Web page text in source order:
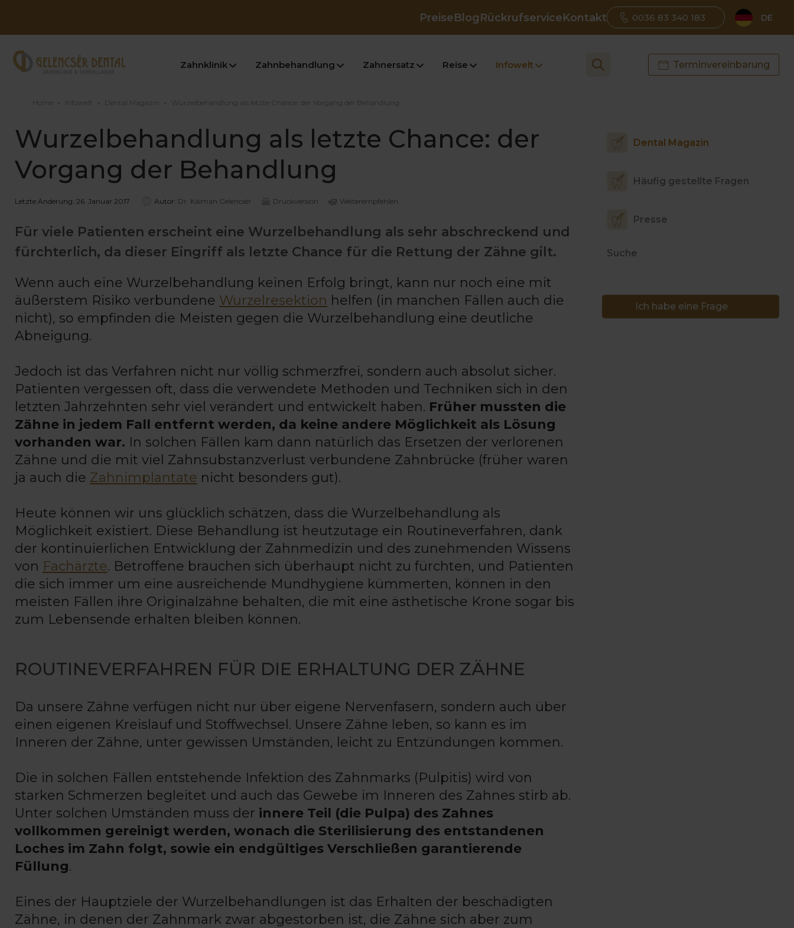
PreiseBlogRückrufserviceKontakt 0036 83 340 183 DE
Zahnklinik Zahnbehandlung Zahnersatz Reise Infowelt Terminvereinbarung
Home › Infowelt › Dental Magazin › Wurzelbehandlung als letzte Chance: der Vorgang der Behandlung
Wurzelbehandlung als letzte Chance: der
Vorgang der Behandlung
Letzte Änderung: 26. Januar 2017 Autor: Dr. Kálmán Gelencsér Druckversion Weiterempfehlen
Für viele Patienten erscheint eine Wurzelbehandlung als sehr abschreckend und
fürchterlich, da dieser Eingriff als letzte Chance für die Rettung der Zähne gilt.
Wenn auch eine Wurzelbehandlung keinen Erfolg bringt, kann nur noch eine mit
äußerstem Risiko verbundene Wurzelresektion helfen (in manchen Fällen auch die
nicht), so empfinden die Meisten gegen die Wurzelbehandlung eine deutliche
Abneigung.
Jedoch ist das Verfahren nicht nur völlig schmerzfrei, sondern auch absolut sicher.
Patienten vergessen oft, dass die verwendete Methoden und Techniken sich in den
letzten Jahrzehnten sehr viel verändert und entwickelt haben. Früher mussten die
Zähne in jedem Fall entfernt werden, da keine andere Möglichkeit als Lösung
vorhanden war. In solchen Fällen kam dann natürlich das Ersetzen der verlorenen
Zähne und die mit viel Zahnsubstanzverlust verbundene Zahnbrücke (früher waren
ja auch die Zahnimplantate nicht besonders gut).
Heute können wir uns glücklich schätzen, dass die Wurzelbehandlung als
Möglichkeit existiert. Diese Behandlung ist heutzutage ein Routineverfahren, dank
der kontinuierlichen Entwicklung der Zahnmedizin und des zunehmenden Wissens
von Fachärzte. Betroffene brauchen sich überhaupt nicht zu fürchten, und Patienten
die sich immer um eine ausreichende Mundhygiene kümmerten, können in den
meisten Fällen ihre Originalzähne behalten, die mit eine ästhetische Krone sogar bis
zum Lebensende erhalten bleiben können.
ROUTINEVERFAHREN FÜR DIE ERHALTUNG DER ZÄHNE
Da unsere Zähne verfügen nicht nur über eigene Nervenfasern, sondern auch über
einen eigenen Kreislauf und Stoffwechsel. Unsere Zähne leben, so kann es im
Inneren der Zähne, unter gewissen Umständen, leicht zu Entzündungen kommen.
Die in solchen Fällen entstehende Infektion des Zahnmarks (Pulpitis) wird von
starken Schmerzen begleitet und auch das Gewebe im Inneren des Zahnes stirb ab.
Unter solchen Umständen muss der innere Teil (die Pulpa) des Zahnes
vollkommen gereinigt werden, wonach die Sterilisierung des entstandenen
Loches im Zahn folgt, sowie ein endgültiges Verschließen garantierende
Füllung.
Eines der Hauptziele der Wurzelbehandlungen ist das Erhalten der beschädigten
Zähne, in denen der Zahnmark zwar abgestorben ist, die Zähne sich aber zum
Dental Magazin
Häufig gestellte Fragen
Presse
Suche
Ich habe eine Frage